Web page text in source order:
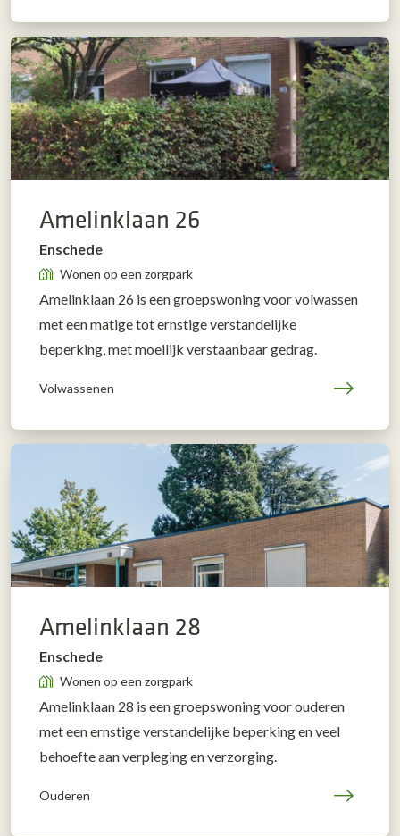
Amelinklaan 26
Enschede
Wonen op een zorgpark
Amelinklaan 26 is een groepswoning voor volwassen
met een matige tot ernstige verstandelijke
beperking, met moeilijk verstaanbaar gedrag.
Volwassenen
Amelinklaan 28
Enschede
Wonen op een zorgpark
Amelinklaan 28 is een groepswoning voor ouderen
met een ernstige verstandelijke beperking en veel
behoefte aan verpleging en verzorging.
Ouderen